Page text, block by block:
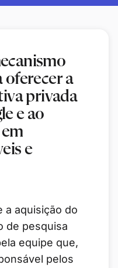
oferecer a
privada
e ao
e
a aquisição do
de pesquisa
equipe que,
pelos